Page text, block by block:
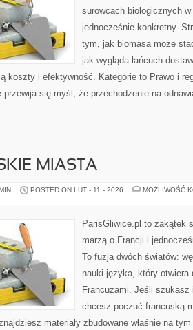
surowcach biologicznych
jednocześnie konkretny.
tym, jak biomasa może
jak wygląda łańcuch
koszty i efektywność. Kategorie to Prawo i
przewija się myśl, że przechodzenie na
MIASTA
POSTED ON LUT - 11 - 2026
MOŻLIWOŚĆ
ParisGliwice.pl to zakątek
marzą o Francji i
To fuzja dwóch światów:
nauki języka, który otwiera
Francuzami. Jeśli
chcesz poczuć francuską
materiały zbudowane właśnie na